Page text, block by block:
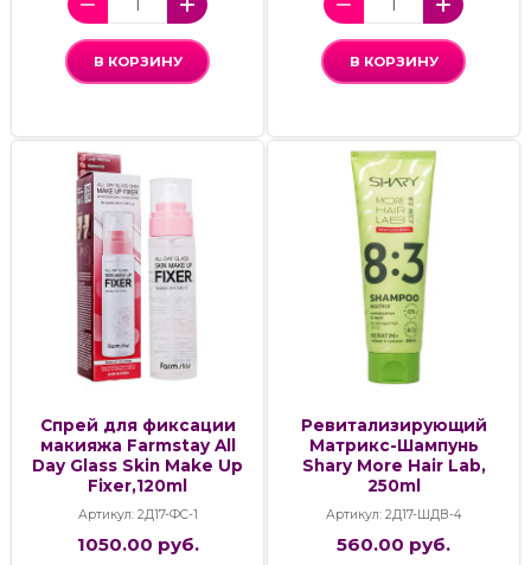
В КОРЗИНУ В КОРЗИНУ
Спрей для фиксации
макияжа Farmstay All
Day Glass Skin Make Up
Fixer,120ml
Артикул: 2Д17-ФС-1
1050.00 руб.
Ревитализирующий
Матрикс-Шампунь
Shary More Hair Lab,
250ml
Артикул: 2Д17-ШДВ-4
560.00 руб.